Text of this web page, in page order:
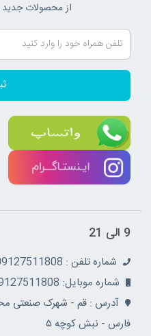
از محصولات جدید
9 الی 21
شماره تلفن : 09127511808-09125526899
شماره موبایل: 09127511808
فارس - نبش کوچه ۵